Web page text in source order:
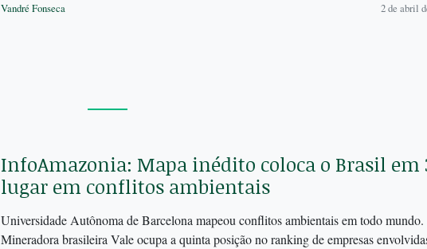
Vandré Fonseca 2 de abril
InfoAmazonia: Mapa inédito coloca o Brasil em
lugar em conflitos ambientais
Universidade Autônoma de Barcelona mapeou conflitos ambientais em todo mundo.
Mineradora brasileira Vale ocupa a quinta posição no ranking de empresas